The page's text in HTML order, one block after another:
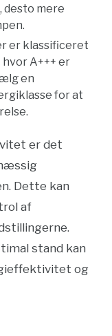
desto mere
er klassificeret
hvor A+++ er
en
for at
er det
Dette kan
af
stand kan
og